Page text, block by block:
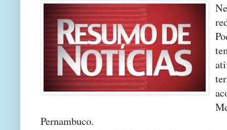
Pernambuco.